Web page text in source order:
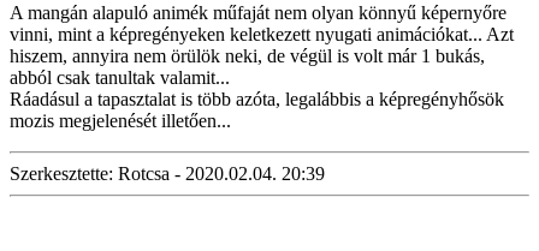
A mangán alapuló animék műfaját nem olyan könnyű képernyőre
vinni, mint a képregényeken keletkezett nyugati animációkat... Azt
hiszem, annyira nem örülök neki, de végül is volt már 1 bukás,
abból csak tanultak valamit...
Ráadásul a tapasztalat is több azóta, legalábbis a képregényhősök
mozis megjelenését illetően...
Szerkesztette: Rotcsa - 2020.02.04. 20:39